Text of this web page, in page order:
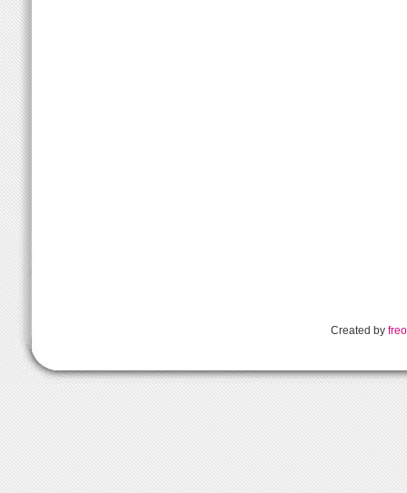
Created by freo